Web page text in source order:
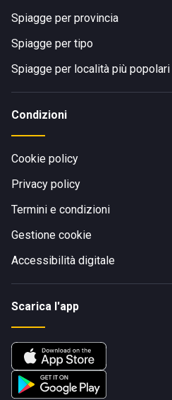
Spiagge per provincia
Spiagge per tipo
Spiagge per località più popolari
Condizioni
Cookie policy
Privacy policy
Termini e condizioni
Gestione cookie
Accessibilità digitale
Scarica l'app